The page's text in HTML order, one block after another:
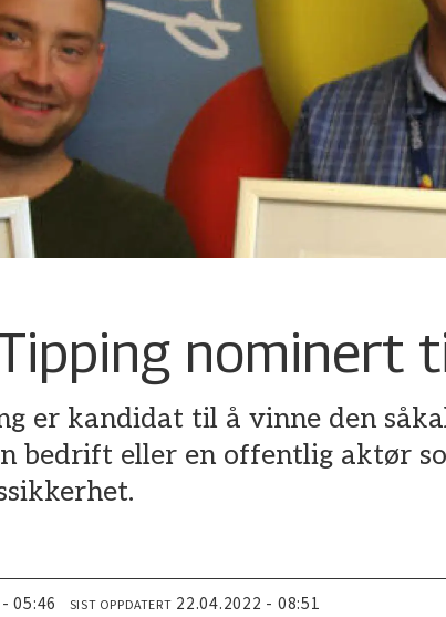
nominert
er kandidat til å vinne den
bedrift eller en offentlig aktør
- 05:46 SIST OPPDATERT 22.04.2022 - 08:51